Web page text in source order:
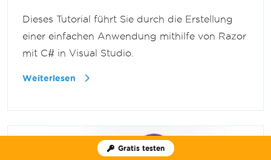
Dieses Tutorial führt Sie durch die Erstellung
einer einfachen Anwendung mithilfe von Razor
mit C# in Visual Studio.
Weiterlesen
Gratis testen